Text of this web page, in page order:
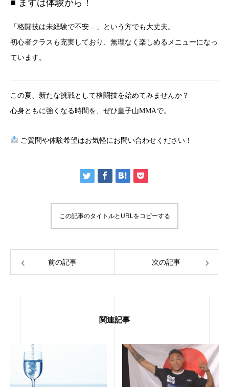
■ まずは体験から！
「格闘技は未経験で不安…」という方でも大丈夫。
初心者クラスも充実しており、無理なく楽しめるメニューになっ
ています。
この夏、新たな挑戦として格闘技を始めてみませんか？
心身ともに強くなる時間を、ぜひ皇子山MMAで。
ご質問や体験希望はお気軽にお問い合わせください！
この記事のタイトルとURLをコピーする
前の記事 次の記事
関連記事